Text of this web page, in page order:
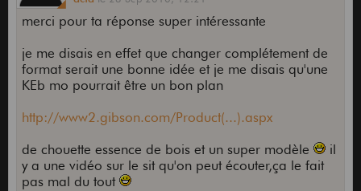
merci pour ta réponse super intéressante
je me disais en effet que changer complétement de
format serait une bonne idée et je me disais qu'une
KEb mo pourrait être un bon plan
http://www2.gibson.com/Product(...).aspx
de chouette essence de bois et un super modèle
il
y a une vidéo sur le sit qu'on peut écouter,ça le fait
pas mal du tout